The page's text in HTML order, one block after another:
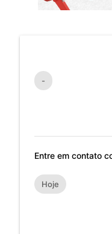
-
Entre em contato
Hoje